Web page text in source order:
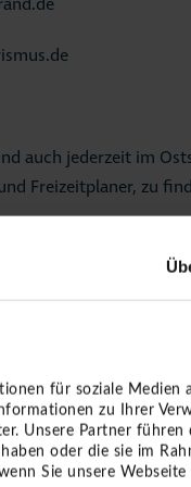
für soziale Medien
zu Ihrer
Unsere Partner führen
oder die sie im
Sie unsere
auch jederzeit im
Freizeitplaner, zu
bucht-ostsee.de